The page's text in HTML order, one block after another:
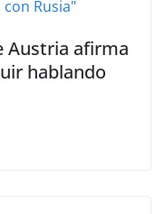
Austria afirma
hablando